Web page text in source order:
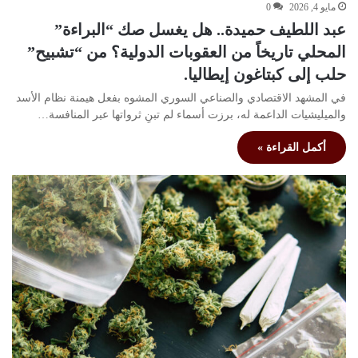
مايو 4, 2026 0
عبد اللطيف حميدة.. هل يغسل صك “البراءة”
المحلي تاريخاً من العقوبات الدولية؟ من “تشبيح”
حلب إلى كبتاغون إيطاليا.
في المشهد الاقتصادي والصناعي السوري المشوه بفعل هيمنة نظام الأسد
والميليشيات الداعمة له، برزت أسماء لم تبنِ ثرواتها عبر المنافسة…
أكمل القراءة »